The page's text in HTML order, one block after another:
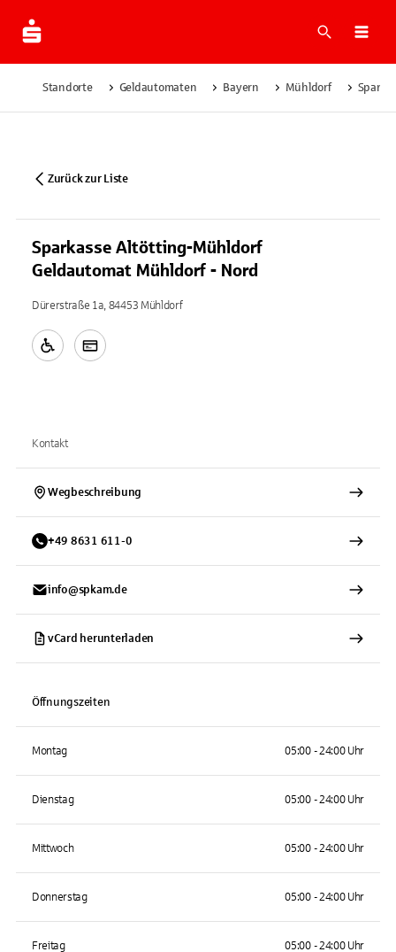
Suche
Standorte Geldautomaten Bayern Mühldorf
Zurück zur Liste
Sparkasse Altötting-Mühldorf
Geldautomat Mühldorf - Nord
Dürerstraße 1a, 84453 Mühldorf
Kontakt
Wegbeschreibung
+49 8631 611-0
info@spkam.de
vCard herunterladen
Öffnungszeiten
Montag 05:00 - 24:00 Uhr
Dienstag 05:00 - 24:00 Uhr
Mittwoch 05:00 - 24:00 Uhr
Donnerstag 05:00 - 24:00 Uhr
Freitag 05:00 - 24:00 Uhr